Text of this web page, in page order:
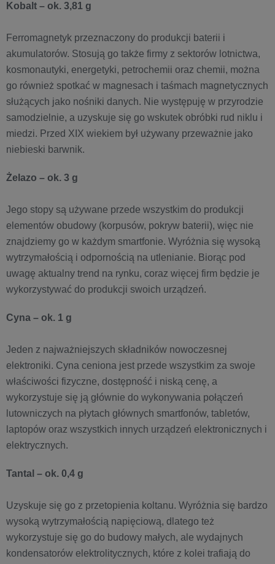
Kobalt – ok. 3,81 g
Ferromagnetyk przeznaczony do produkcji baterii i
akumulatorów. Stosują go także firmy z sektorów lotnictwa,
kosmonautyki, energetyki, petrochemii oraz chemii, można
go również spotkać w magnesach i taśmach magnetycznych
służących jako nośniki danych. Nie występuję w przyrodzie
samodzielnie, a uzyskuje się go wskutek obróbki rud niklu i
miedzi. Przed XIX wiekiem był używany przeważnie jako
niebieski barwnik.
Żelazo – ok. 3 g
Jego stopy są używane przede wszystkim do produkcji
elementów obudowy (korpusów, pokryw baterii), więc nie
znajdziemy go w każdym smartfonie. Wyróżnia się wysoką
wytrzymałością i odpornością na utlenianie. Biorąc pod
uwagę aktualny trend na rynku, coraz więcej firm będzie je
wykorzystywać do produkcji swoich urządzeń.
Cyna – ok. 1 g
Jeden z najważniejszych składników nowoczesnej
elektroniki. Cyna ceniona jest przede wszystkim za swoje
właściwości fizyczne, dostępność i niską cenę, a
wykorzystuje się ją głównie do wykonywania połączeń
lutowniczych na płytach głównych smartfonów, tabletów,
laptopów oraz wszystkich innych urządzeń elektronicznych i
elektrycznych.
Tantal – ok. 0,4 g
Uzyskuje się go z przetopienia koltanu. Wyróżnia się bardzo
wysoką wytrzymałością napięciową, dlatego też
wykorzystuje się go do budowy małych, ale wydajnych
kondensatorów elektrolitycznych, które z kolei trafiają do